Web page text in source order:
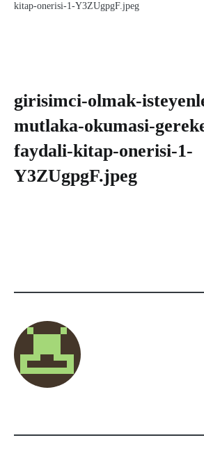
kitap-onerisi-1-Y3ZUgpgF.jpeg
girisimci-olmak-
mutlaka-okumasi-
faydali-kitap-onerisi-1-
Y3ZUgpgF.jpeg